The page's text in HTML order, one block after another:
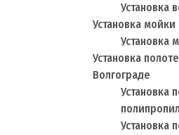
Установка
Установка
Установка
Установка
Волгограде
Установка
Установка